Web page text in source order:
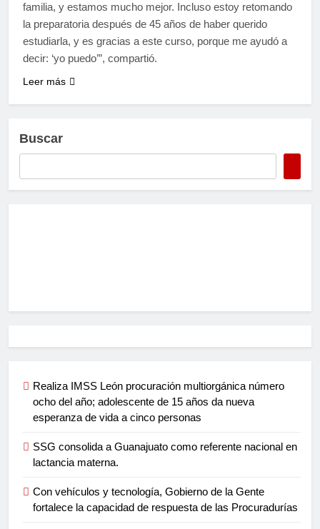
familia, y estamos mucho mejor. Incluso estoy retomando
la preparatoria después de 45 años de haber querido
estudiarla, y es gracias a este curso, porque me ayudó a
decir: ‘yo puedo’”, compartió.
Leer más
Buscar
Realiza IMSS León procuración multiorgánica número
ocho del año; adolescente de 15 años da nueva
esperanza de vida a cinco personas
SSG consolida a Guanajuato como referente nacional en
lactancia materna.
Con vehículos y tecnología, Gobierno de la Gente
fortalece la capacidad de respuesta de las Procuradurías